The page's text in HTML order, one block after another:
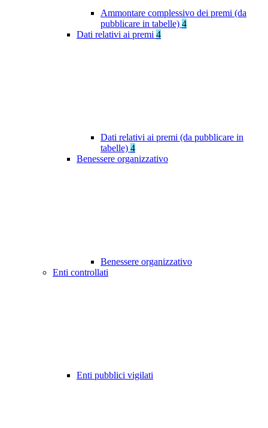
Ammontare complessivo dei premi (da
pubblicare in tabelle) 4
Dati relativi ai premi 4
Dati relativi ai premi (da pubblicare in
tabelle) 4
Benessere organizzativo
Benessere organizzativo
Enti controllati
Enti pubblici vigilati